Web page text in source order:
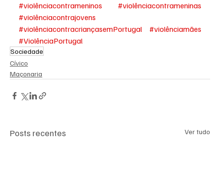
#violênciacontrameninos
#violênciacontrameninas
#violênciacontrajovens
#violênciacontracriançasemPortugal
#violênciamães
#ViolênciaPortugal
Sociedade
Cívico
Maçonaria
Posts recentes Ver tudo